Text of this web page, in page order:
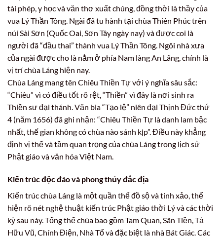
tài phép, y học và văn thơ xuất chúng, đồng thời là thầy của
vua Lý Thần Tông. Ngài đã tu hành tại chùa Thiên Phúc trên
núi Sài Sơn (Quốc Oai, Sơn Tây ngày nay) và được coi là
người đã “đầu thai” thành vua Lý Thần Tông. Ngôi nhà xưa
của ngài được cho là nằm ở phía Nam làng An Lãng, chính là
vị trí chùa Láng hiện nay.
Chùa Láng mang tên Chiêu Thiền Tự với ý nghĩa sâu sắc:
“Chiêu” vì có điều tốt rõ rệt, “Thiền” vì đây là nơi sinh ra
Thiền sư đại thánh. Văn bia “Tạo lệ” niên đại Thịnh Đức thứ
4 (năm 1656) đã ghi nhận: “Chiêu Thiền Tự là danh lam bậc
nhất, thế gian không có chùa nào sánh kịp”. Điều này khẳng
định vị thế và tầm quan trọng của chùa Láng trong lịch sử
Phật giáo và văn hóa Việt Nam.
Kiến trúc độc đáo và phong thủy đắc địa
Kiến trúc chùa Láng là một quần thể đồ sộ và tinh xảo, thể
hiện rõ nét nghệ thuật kiến trúc Phật giáo thời Lý và các thời
kỳ sau này. Tổng thể chùa bao gồm Tam Quan, Sân Tiền, Tả
Hữu Vũ, Chính Điện, Nhà Tổ và đặc biệt là nhà Bát Giác. Các